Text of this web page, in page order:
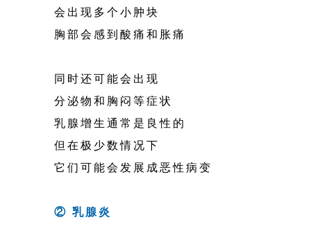
会出现多个小肿块
胸部会感到酸痛和胀痛
同时还可能会出现
分泌物和胸闷等症状
乳腺增生通常是良性的
但在极少数情况下
它们可能会发展成恶性病变
② 乳腺炎